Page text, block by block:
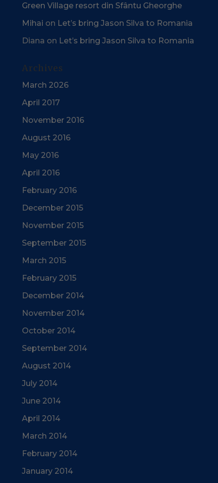
Green Village resort din Sfântu Gheorghe
Mihai on Let’s bring Jason Silva to Romania
Diana on Let’s bring Jason Silva to Romania
Archives
March 2026
April 2017
November 2016
August 2016
May 2016
April 2016
February 2016
December 2015
November 2015
September 2015
March 2015
February 2015
December 2014
November 2014
October 2014
September 2014
August 2014
July 2014
June 2014
April 2014
March 2014
February 2014
January 2014